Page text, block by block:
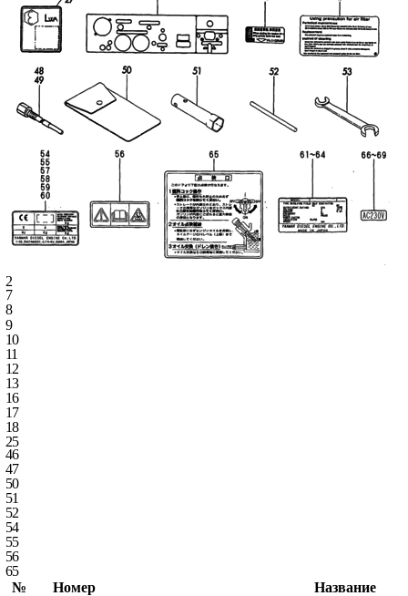
2
7
8
9
10
11
12
13
16
17
18
25
46
47
50
51
52
54
55
56
65
№
Номер Название